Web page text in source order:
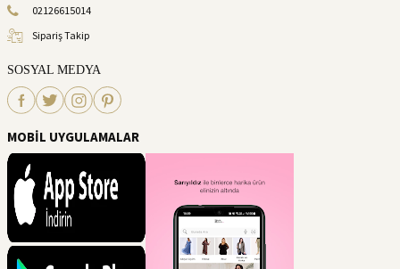
02126615014
Sipariş Takip
SOSYAL MEDYA
MOBİL UYGULAMALAR